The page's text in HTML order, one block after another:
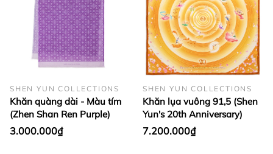
SHEN YUN COLLECTIONS
Khăn quàng dài - Màu tím
(Zhen Shan Ren Purple)
3.000.000₫
SHEN YUN COLLECTIONS
Khăn lụa vuông 91,5 (Shen
Yun's 20th Anniversary)
7.200.000₫